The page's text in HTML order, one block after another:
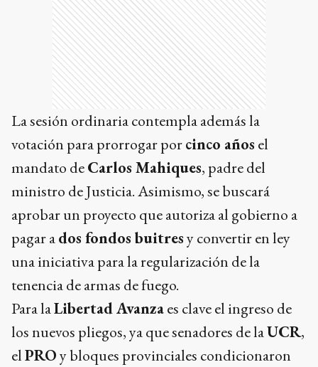
La sesión ordinaria contempla además la
votación para prorrogar porcinco años el
mandato deCarlos Mahiques, padre del
ministro de Justicia. Asimismo, se buscará
aprobar un proyecto que autoriza al gobierno a
pagar ados fondos buitresy convertir en ley
una iniciativa para la regularización de la
tenencia de armas de fuego.
Para laLibertad Avanzaes clave el ingreso de
los nuevos pliegos, ya que senadores de laUCR,
elPROy bloques provinciales condicionaron